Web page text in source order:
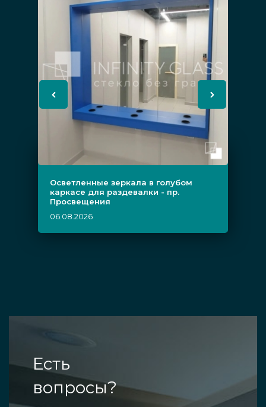
Осветленные зеркала в голубом
каркасе для раздевалки - пр.
Просвещения
06.08.2026
Есть
вопросы?